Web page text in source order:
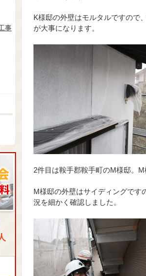
K様邸の外壁はモルタルですので
が大事になります。
2件目は鞍手郡鞍手町のM様邸。
M様邸の外壁はサイディングです
況を細かく確認しました。
事